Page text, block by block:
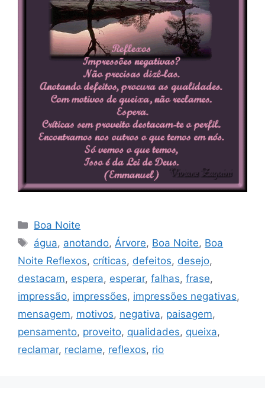
Categorias
Boa Noite
Tags
água, anotando,Árvore, Boa Noite, Boa
Noite Reflexos, críticas, defeitos, desejo,
destacam, espera, esperar, falhas, frase,
impressão, impressões, impressões negativas,
mensagem, motivos, negativa, paisagem,
pensamento, proveito, qualidades, queixa,
reclamar, reclame, reflexos, rio